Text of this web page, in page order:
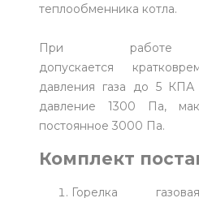
теплообменника котла.
При работе
допускается
давления газа до 5
давление 1300 Па,
постоянное 3000 Па.
Комплект
Горелка